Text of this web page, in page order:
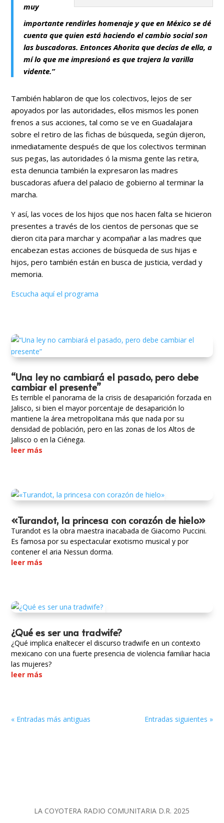
muy
importante rendirles homenaje y que en México se dé
cuenta que quien está haciendo el cambio social son
las buscadoras. Entonces Ahorita que decías de ella, a
mí lo que me impresionó es que trajera la varilla
vidente.”
También hablaron de que los colectivos, lejos de ser
apoyados por las autoridades, ellos mismos les ponen
frenos a sus acciones, tal como se ve en Guadalajara
sobre el retiro de las fichas de búsqueda, según dijeron,
inmediatamente después de que los colectivos terminan
sus pegas, las autoridades ó la misma gente las retira,
esta denuncia también la expresaron las madres
buscadoras afuera del palacio de gobierno al terminar la
marcha.
Y así, las voces de los hijos que nos hacen falta se hicieron
presentes a través de los cientos de personas que se
dieron cita para marchar y acompañar a las madres que
encabezan estas acciones de búsqueda de sus hijas e
hijos, pero también están en busca de justicia, verdad y
memoria.
Escucha aquí el programa
“Una ley no cambiará el pasado, pero debe
cambiar el presente”
Es terrible el panorama de la crisis de desaparición forzada en
Jalisco, si bien el mayor porcentaje de desaparición lo
mantiene la área metropolitana más que nada por su
densidad de población, pero en las zonas de los Altos de
Jalisco o en la Ciénega.
leer más
«Turandot, la princesa con corazón de hielo»
Turandot es la obra maestra inacabada de Giacomo Puccini.
Es famosa por su espectacular exotismo musical y por
contener el aria Nessun dorma.
leer más
¿Qué es ser una tradwife?
¿Qué implica enaltecer el discurso tradwife en un contexto
mexicano con una fuerte presencia de violencia familiar hacia
las mujeres?
leer más
« Entradas más antiguas Entradas siguientes »
LA COYOTERA RADIO COMUNITARIA D.R. 2025